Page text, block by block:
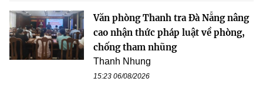
Văn phòng Thanh tra Đà Nẵng nâng
cao nhận thức pháp luật về phòng,
chống tham nhũng
Thanh Nhung
15:23 06/08/2026